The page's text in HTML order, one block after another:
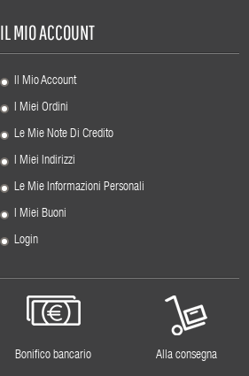
IL MIO ACCOUNT
Il Mio Account
I Miei Ordini
Le Mie Note Di Credito
I Miei Indirizzi
Le Mie Informazioni Personali
I Miei Buoni
Login
Bonifico bancario Alla consegna